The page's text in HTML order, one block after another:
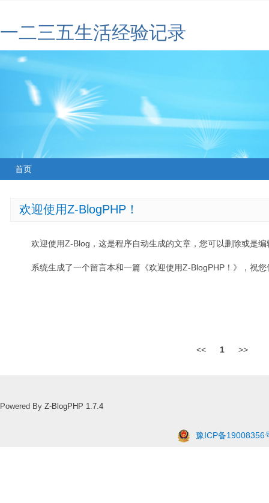
一二三五生活经验记录
首页
欢迎使用Z-BlogPHP！
欢迎使用Z-Blog，这是程序自动生成的文章，您可以删除或是编
系统生成了一个留言本和一篇《欢迎使用Z-BlogPHP！》，祝
<< 1 >>
Powered By Z-BlogPHP 1.7.4
豫ICP备19008356